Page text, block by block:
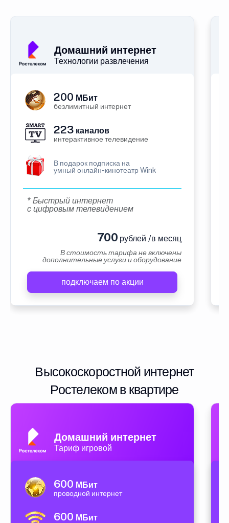
Домашний интернет
Технологии развлечения
200 МБит
безлимитный интернет
223 каналов
интерактивное телевидение
В подарок подписка на
умный онлайн-кинотеатр Wink
* Быстрый интернет
с цифровым телевидением
700 рублей /в месяц
В стоимость тарифа не включены
дополнительные услуги и оборудование
подключаем по акции
Высокоскоростной интернет
Ростелеком в квартире
Домашний интернет
Тариф игровой
600 МБит
проводной интернет
600 МБит